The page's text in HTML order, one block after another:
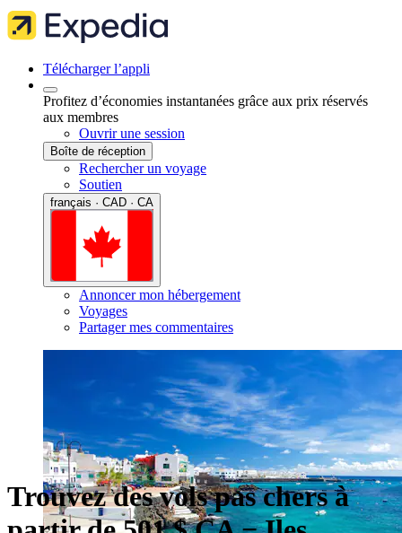
Télécharger l’appli
Profitez d’économies instantanées grâce aux prix réservés
aux membres
Ouvrir une session
Boîte de réception
Rechercher un voyage
Soutien
français · CAD · CA
Annoncer mon hébergement
Voyages
Partager mes commentaires
Trouvez des vols pas chers à